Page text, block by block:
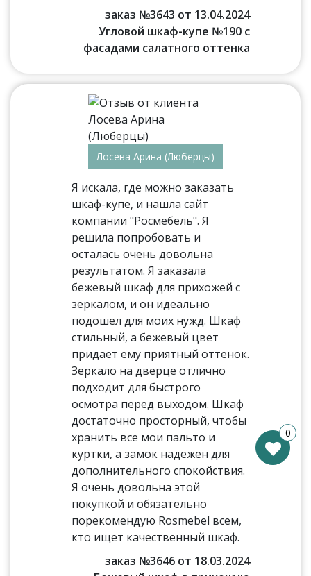
заказ №3643 от 13.04.2024
Угловой шкаф-купе №190 с
фасадами салатного оттенка
Лосева Арина (Люберцы)
Я искала, где можно заказать
шкаф-купе, и нашла сайт
компании "Росмебель". Я
решила попробовать и
осталась очень довольна
результатом. Я заказала
бежевый шкаф для прихожей с
зеркалом, и он идеально
подошел для моих нужд. Шкаф
стильный, а бежевый цвет
придает ему приятный оттенок.
Зеркало на дверце отлично
подходит для быстрого
осмотра перед выходом. Шкаф
достаточно просторный, чтобы
хранить все мои пальто и
куртки, а замок надежен для
дополнительного спокойствия.
Я очень довольна этой
покупкой и обязательно
порекомендую Rosmebel всем,
кто ищет качественный шкаф.
заказ №3646 от 18.03.2024
0